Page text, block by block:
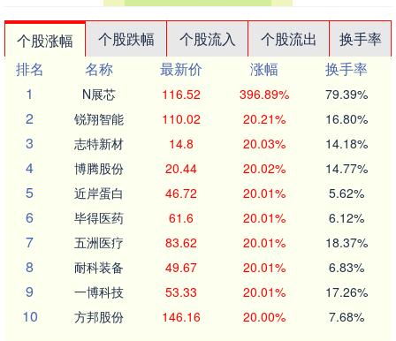
个股涨幅 个股跌幅 个股流入 个股流出
换手率
排名
名称 最新价 涨幅
换手率
1
N展芯 116.52 396.89% 79.39%
2 锐翔智能 110.02 20.21% 16.80%
3 志特新材 14.8 20.03% 14.18%
4 博腾股份 20.44 20.02% 14.77%
5 近岸蛋白 46.72 20.01% 5.62%
6 毕得医药 61.6 20.01% 6.12%
7 五洲医疗 83.62 20.01% 18.37%
8 耐科装备 49.67 20.01% 6.83%
9 一博科技 53.33 20.01% 17.26%
10 方邦股份 146.16 20.00% 7.68%